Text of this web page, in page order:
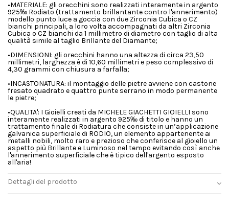
•MATERIALE: gli orecchini sono realizzati interamente in argento
925‰ Rodiato (trattamento brillantante contro l'annerimento)
modello punto luce a goccia con due Zirconia Cubica o CZ
bianchi principali, a loro volta accompagnati da altri Zirconia
Cubica o CZ bianchi da 1 millimetro di diametro con taglio di alta
qualità simile al taglio Brillante del Diamante;
•DIMENSIONI: gli orecchini hanno una altezza di circa 23,50
millimetri, larghezza è di 10,60 millimetri e peso complessivo di
4,30 grammi con chiusura a farfalla;
•INCASTONATURA: il montaggio delle pietre avviene con castone
fresato quadrato e quattro punte serrano in modo permanente
le pietre;
•QUALITA': I Gioielli creati da MICHELE GIACHETTI GIOIELLI sono
interamente realizzati in argento 925‰ di titolo e hanno un
trattamento finale di Rodiatura che consiste in un’applicazione
galvanica superficiale di RODIO, un elemento appartenente ai
metalli nobili, molto raro e prezioso che conferisce al gioiello un
aspetto più Brillante e Luminoso nel tempo evitando così anche
l'annerimento superficiale che è tipico dell'argento esposto
all'aria!
Dettagli del prodotto